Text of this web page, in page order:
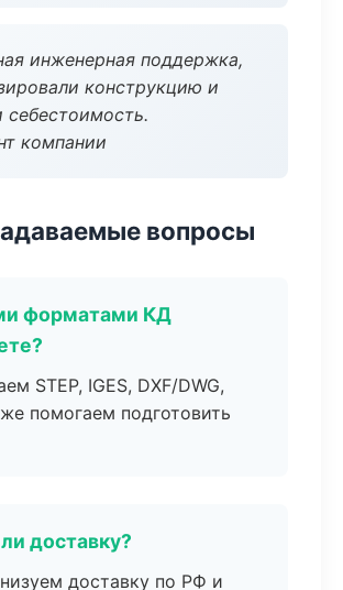
инженерная поддержка,
конструкцию и
себестоимость.
компании
вопросы
форматами КД
STEP, IGES, DXF/DWG,
помогаем подготовить
доставку?
доставку по РФ и